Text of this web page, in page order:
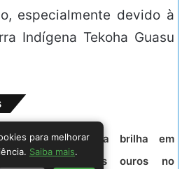
especialmente devido à
Indígena Tekoha Guasu
– Flávia Saraiva brilha em
e conquista dois ouros no
para melhorar
Saiba mais.